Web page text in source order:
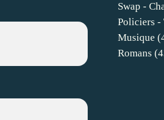
Swap -
Policiers -
Musique
Romans